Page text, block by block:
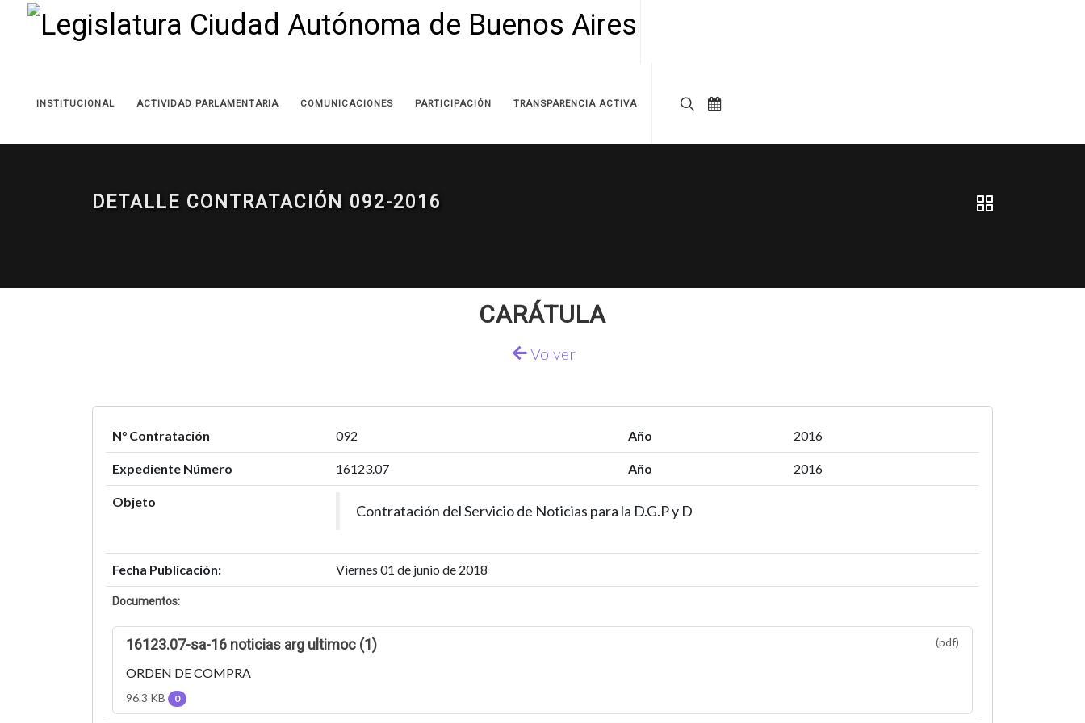
INSTITUCIONAL ACTIVIDAD PARLAMENTARIA COMUNICACIONES PARTICIPACIÓN TRANSPARENCIA ACTIVA
DETALLE CONTRATACIÓN 092-2016
CARÁTULA
Volver
N° Contratación 092 Año 2016
Expediente Número 16123.07 Año 2016
Objeto
Contratación del Servicio de Noticias para la D.G.P y D
Fecha Publicación: Viernes 01 de junio de 2018
Documentos:
16123.07-sa-16 noticias arg ultimoc (1) (pdf)
ORDEN DE COMPRA
96.3 KB 0